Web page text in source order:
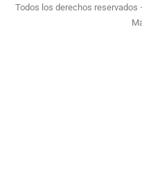
Todos los derechos